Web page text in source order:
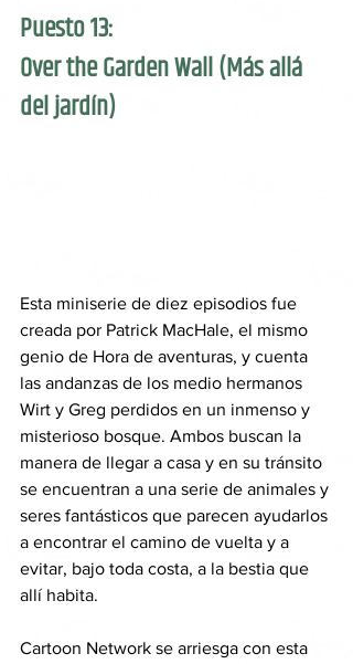
Puesto 13:
Over the Garden Wall (Más allá
del jardín)
Esta miniserie de diez episodios fue
creada por Patrick MacHale, el mismo
genio de Hora de aventuras, y cuenta
las andanzas de los medio hermanos
Wirt y Greg perdidos en un inmenso y
misterioso bosque. Ambos buscan la
manera de llegar a casa y en su tránsito
se encuentran a una serie de animales y
seres fantásticos que parecen ayudarlos
a encontrar el camino de vuelta y a
evitar, bajo toda costa, a la bestia que
allí habita.
Cartoon Network se arriesga con esta